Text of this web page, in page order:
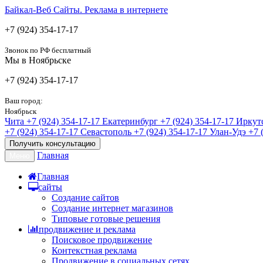
Байкал-Веб Сайты. Реклама в интернете
+7 (924) 354-17-17
Звонок по РФ бесплатный
Мы в Ноябрьске
+7 (924) 354-17-17
Ваш город:
Ноябрьск
Чита +7 (924) 354-17-17 Екатеринбург +7 (924) 354-17-17
+7 (924) 354-17-17 Севастополь +7 (924) 354-17-17 Улан-Удэ +7
Получить консультацию
Главная
Главная
сайты
Создание сайтов
Создание интернет магазинов
Типовые готовые решения
продвижение и реклама
Поисковое продвижение
Контекстная реклама
Продвижение в социальных сетях